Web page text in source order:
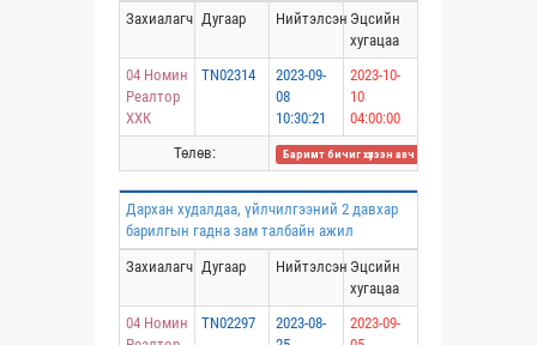
Захиалагч Дугаар Нийтэлсэн Эцсийн
хугацаа
04 Номин
Реалтор
ХХК
TN02314
2023-09-
08
10:30:21
2023-10-
10
04:00:00
Төлөв:
Баримт бичиг хүлээн авч дууссан
Дархан худалдаа, үйлчилгээний 2 давхар
барилгын гадна зам талбайн ажил
Захиалагч Дугаар Нийтэлсэн Эцсийн
хугацаа
04 Номин
TN02297
2023-08-
2023-09-